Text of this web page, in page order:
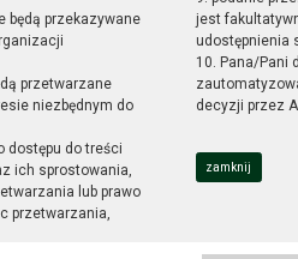
będą przekazywane
przetwarzane
niezbędnym do
dostępu do treści
ich sprostowania,
lub prawo
przetwarzania,
jest
udostępnienia
10. Pana/Pani
decyzji przez
zamknij